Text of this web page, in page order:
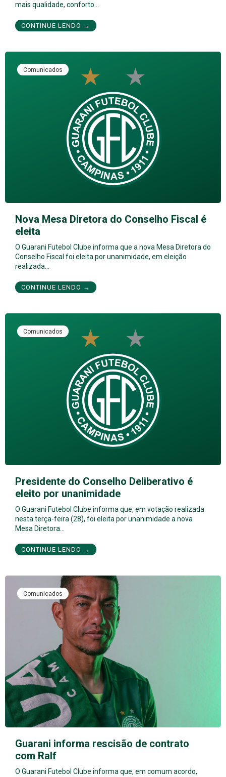
mais qualidade, conforto…
CONTINUE LENDO →
Comunicados
Nova Mesa Diretora do Conselho Fiscal é
eleita
O Guarani Futebol Clube informa que a nova Mesa Diretora do
Conselho Fiscal foi eleita por unanimidade, em eleição
realizada…
CONTINUE LENDO →
Comunicados
Presidente do Conselho Deliberativo é
eleito por unanimidade
O Guarani Futebol Clube informa que, em votação realizada
nesta terça-feira (28), foi eleita por unanimidade a nova
Mesa Diretora…
CONTINUE LENDO →
Comunicados
Guarani informa rescisão de contrato
com Ralf
O Guarani Futebol Clube informa que, em comum acordo,